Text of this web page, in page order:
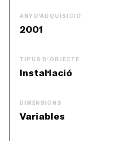
ANY D'ADQUISICIÓ
2001
TIPUS D'OBJECTE
Instal·lació
DIMENSIONS
Variables